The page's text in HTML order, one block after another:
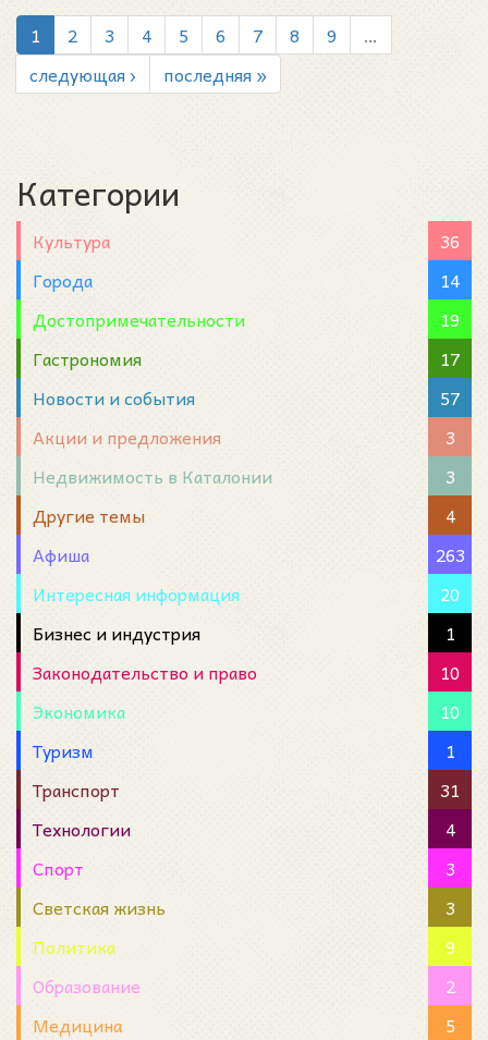
1 2 3 4 5 6 7 8 9
…
следующая ›
последняя »
Категории
Культура
36
Города
14
Достопримечательности
19
Гастрономия
17
Новости и события
57
Акции и предложения
3
Недвижимость в Каталонии
3
Другие темы
4
Афиша
263
Интересная информация
20
Бизнес и индустрия
1
Законодательство и право
10
Экономика
10
Туризм
1
Транспорт
31
Технологии
4
Спорт
3
Светская жизнь
3
Политика
9
Образование
2
Медицина
5